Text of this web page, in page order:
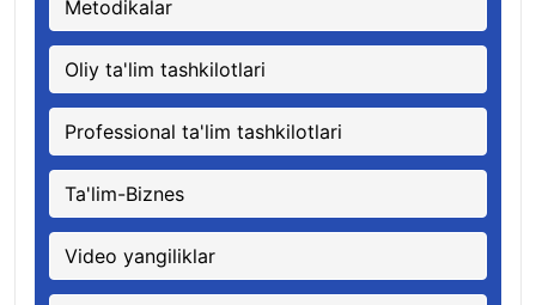
Metodikalar
Oliy ta'lim tashkilotlari
Professional ta'lim tashkilotlari
Ta'lim-Biznes
Video yangiliklar